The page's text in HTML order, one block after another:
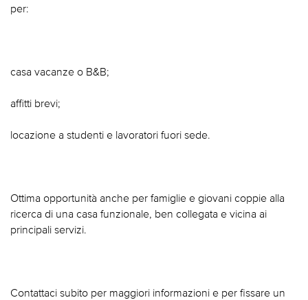
per:
casa vacanze o B&B;
affitti brevi;
locazione a studenti e lavoratori fuori sede.
Ottima opportunità anche per famiglie e giovani coppie alla
ricerca di una casa funzionale, ben collegata e vicina ai
principali servizi.
Contattaci subito per maggiori informazioni e per fissare un